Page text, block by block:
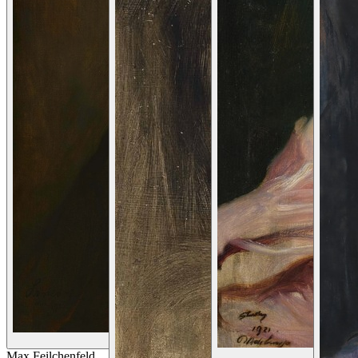
Details Bekijken